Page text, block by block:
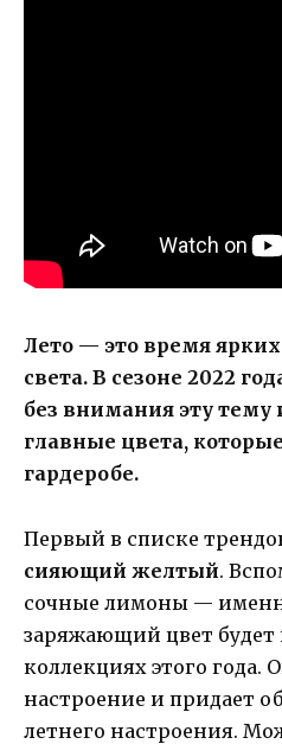
Лето — это время
света. В сезоне 2022
без внимания эту тему
главные цвета,
гардеробе.
Первый в списке
сияющий желтый.
сочные лимоны —
заряжающий цвет будет
коллекциях этого года.
настроение и придает
летнего настроения.